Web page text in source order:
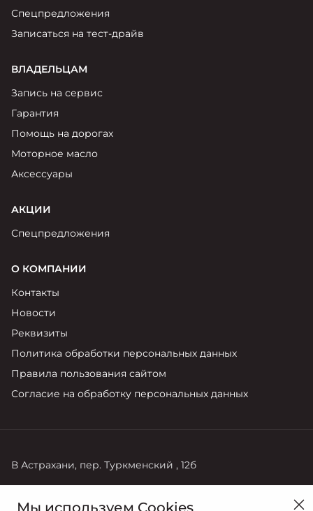
Спецпредложения
Записаться на тест-драйв
ВЛАДЕЛЬЦАМ
Запись на сервис
Гарантия
Помощь на дорогах
Моторное масло
Аксессуары
АКЦИИ
Спецпредложения
О КОМПАНИИ
Контакты
Новости
Реквизиты
Политика обработки персональных данных
Правила пользования сайтом
Согласие на обработку персональных данных
В Астрахани, пер. Туркменский , 12б
Мы используем Cookies